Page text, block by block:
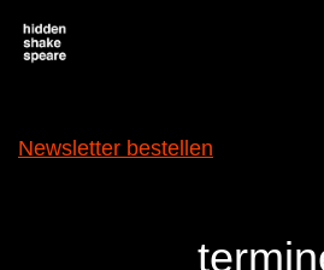
Zum
springen
Newsletter bestellen